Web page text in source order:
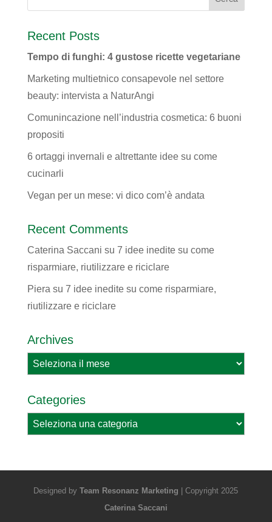
Recent Posts
Tempo di funghi: 4 gustose ricette vegetariane
Marketing multietnico consapevole nel settore
beauty: intervista a NaturAngi
Comunincazione nell’industria cosmetica: 6 buoni
propositi
6 ortaggi invernali e altrettante idee su come
cucinarli
Vegan per un mese: vi dico com’è andata
Recent Comments
Caterina Saccani su 7 idee inedite su come
risparmiare, riutilizzare e riciclare
Piera su 7 idee inedite su come risparmiare,
riutilizzare e riciclare
Archives
Archives
Categories
Categories
Designed byTeam Resonanz Marketing | Copyright 2025
Caterina Saccani